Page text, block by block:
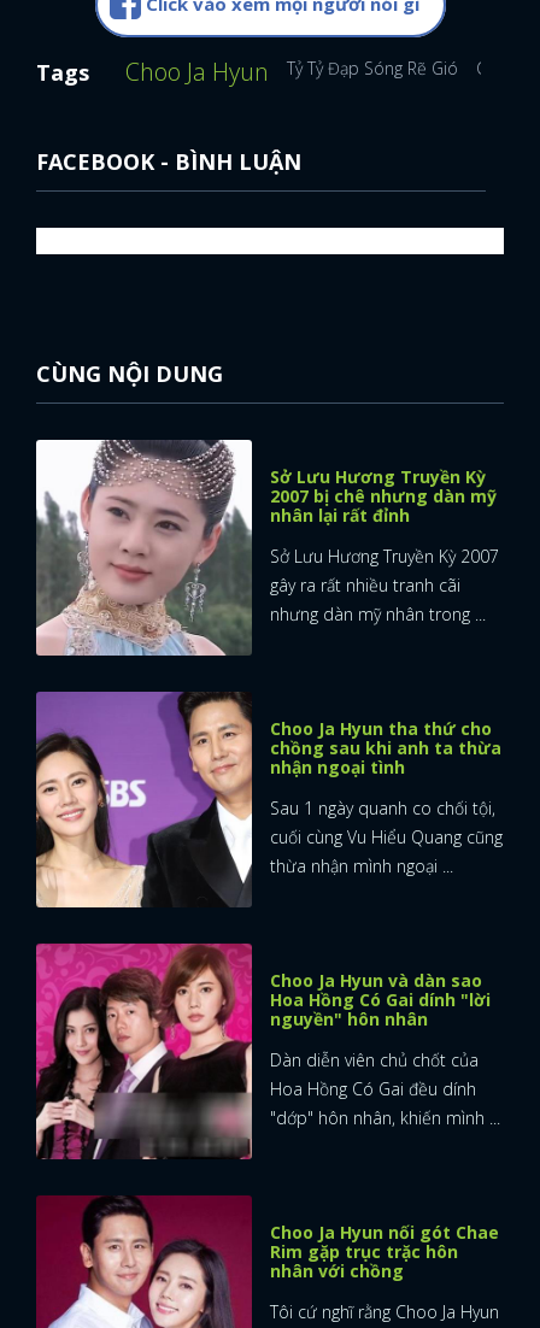
Tags Choo Ja Hyun Tỷ Tỷ Đạp Sóng Rẽ Gió Chi Pu
FACEBOOK - BÌNH LUẬN
CÙNG NỘI DUNG
Sở Lưu Hương Truyền Kỳ
2007 bị chê nhưng dàn mỹ
nhân lại rất đỉnh
Sở Lưu Hương Truyền Kỳ 2007
gây ra rất nhiều tranh cãi
nhưng dàn mỹ nhân trong ...
Choo Ja Hyun tha thứ cho
chồng sau khi anh ta thừa
nhận ngoại tình
Sau 1 ngày quanh co chối tội,
cuối cùng Vu Hiểu Quang cũng
thừa nhận mình ngoại ...
Choo Ja Hyun và dàn sao
Hoa Hồng Có Gai dính "lời
nguyền" hôn nhân
Dàn diễn viên chủ chốt của
Hoa Hồng Có Gai đều dính
"dớp" hôn nhân, khiến mình ...
Choo Ja Hyun nối gót Chae
Rim gặp trục trặc hôn
nhân với chồng
Tôi cứ nghĩ rằng Choo Ja Hyun